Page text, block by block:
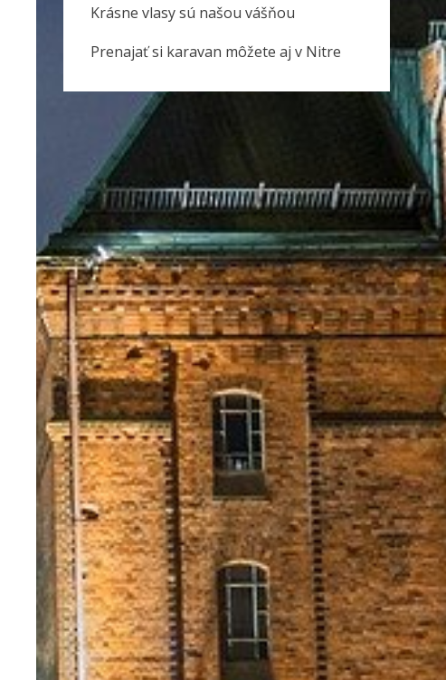
Krásne vlasy sú našou vášňou
Prenajať si karavan môžete aj v Nitre